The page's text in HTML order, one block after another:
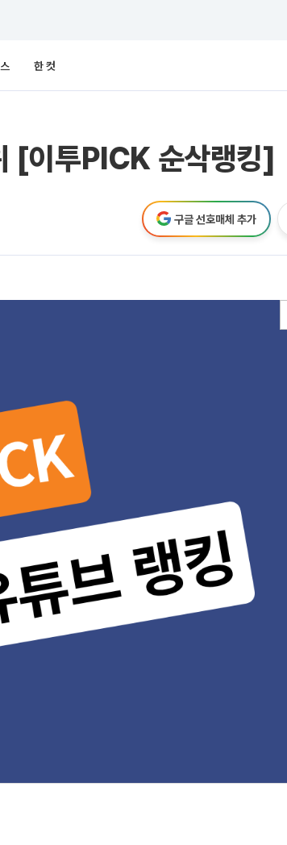
한 컷
[이투PICK 순삭랭킹]
구글 선호매체 추가